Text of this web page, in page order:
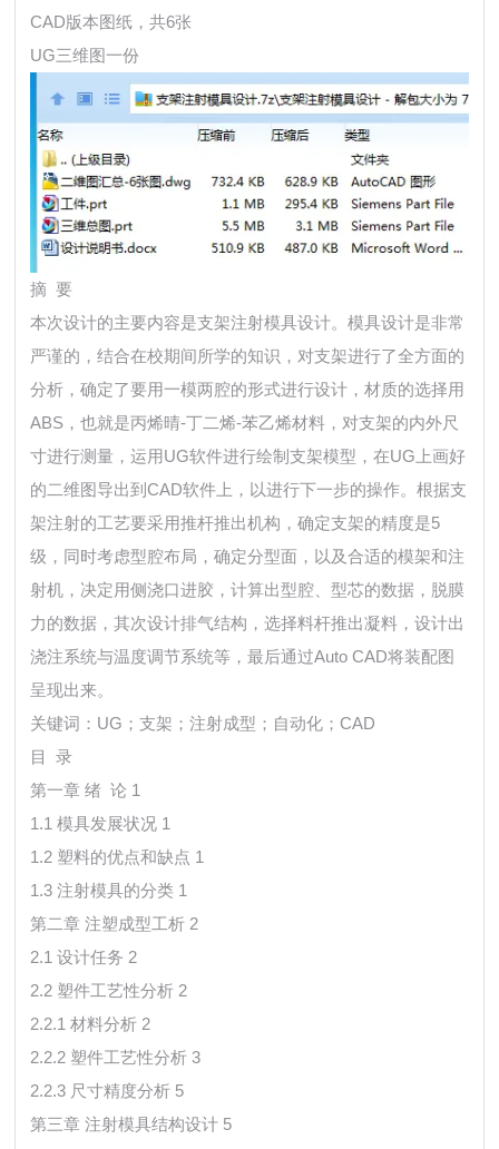
CAD版本图纸，共6张
UG三维图一份
摘 要
本次设计的主要内容是支架注射模具设计。模具设计是非常
严谨的，结合在校期间所学的知识，对支架进行了全方面的
分析，确定了要用一模两腔的形式进行设计，材质的选择用
ABS，也就是丙烯晴-丁二烯-苯乙烯材料，对支架的内外尺
寸进行测量，运用UG软件进行绘制支架模型，在UG上画好
的二维图导出到CAD软件上，以进行下一步的操作。根据支
架注射的工艺要采用推杆推出机构，确定支架的精度是5
级，同时考虑型腔布局，确定分型面，以及合适的模架和注
射机，决定用侧浇口进胶，计算出型腔、型芯的数据，脱膜
力的数据，其次设计排气结构，选择料杆推出凝料，设计出
浇注系统与温度调节系统等，最后通过Auto CAD将装配图
呈现出来。
关键词：UG；支架；注射成型；自动化；CAD
目 录
第一章 绪 论 1
1.1 模具发展状况 1
1.2 塑料的优点和缺点 1
1.3 注射模具的分类 1
第二章 注塑成型工析 2
2.1 设计任务 2
2.2 塑件工艺性分析 2
2.2.1 材料分析 2
2.2.2 塑件工艺性分析 3
2.2.3 尺寸精度分析 5
第三章 注射模具结构设计 5